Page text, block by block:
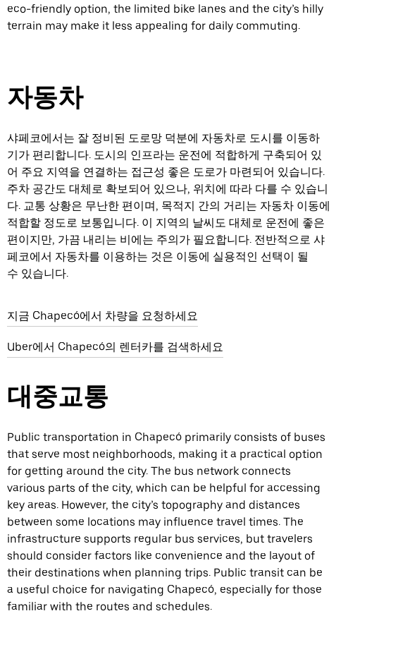
eco-friendly option, the limited bike lanes and the city’s hilly
terrain may make it less appealing for daily commuting.
자동차
샤페코에서는 잘 정비된 도로망 덕분에 자동차로 도시를 이동하
기가 편리합니다. 도시의 인프라는 운전에 적합하게 구축되어 있
어 주요 지역을 연결하는 접근성 좋은 도로가 마련되어 있습니다.
주차 공간도 대체로 확보되어 있으나, 위치에 따라 다를 수 있습니
다. 교통 상황은 무난한 편이며, 목적지 간의 거리는 자동차 이동에
적합할 정도로 보통입니다. 이 지역의 날씨도 대체로 운전에 좋은
편이지만, 가끔 내리는 비에는 주의가 필요합니다. 전반적으로 샤
페코에서 자동차를 이용하는 것은 이동에 실용적인 선택이 될
수 있습니다.
지금 Chapecó에서 차량을 요청하세요
Uber에서 Chapecó의 렌터카를 검색하세요
대중교통
Public transportation in Chapecó primarily consists of buses
that serve most neighborhoods, making it a practical option
for getting around the city. The bus network connects
various parts of the city, which can be helpful for accessing
key areas. However, the city’s topography and distances
between some locations may influence travel times. The
infrastructure supports regular bus services, but travelers
should consider factors like convenience and the layout of
their destinations when planning trips. Public transit can be
a useful choice for navigating Chapecó, especially for those
familiar with the routes and schedules.